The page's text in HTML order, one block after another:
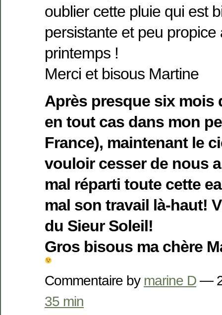
oublier cette pluie qui est
persistante et peu propice
printemps !
Merci et bisous Martine
Après presque six mois
en tout cas dans mon
France), maintenant le
vouloir cesser de nous
mal réparti toute cette
mal son travail là-haut!
du Sieur Soleil!
Gros bisous ma chère
Commentaire by marine D —
35 min